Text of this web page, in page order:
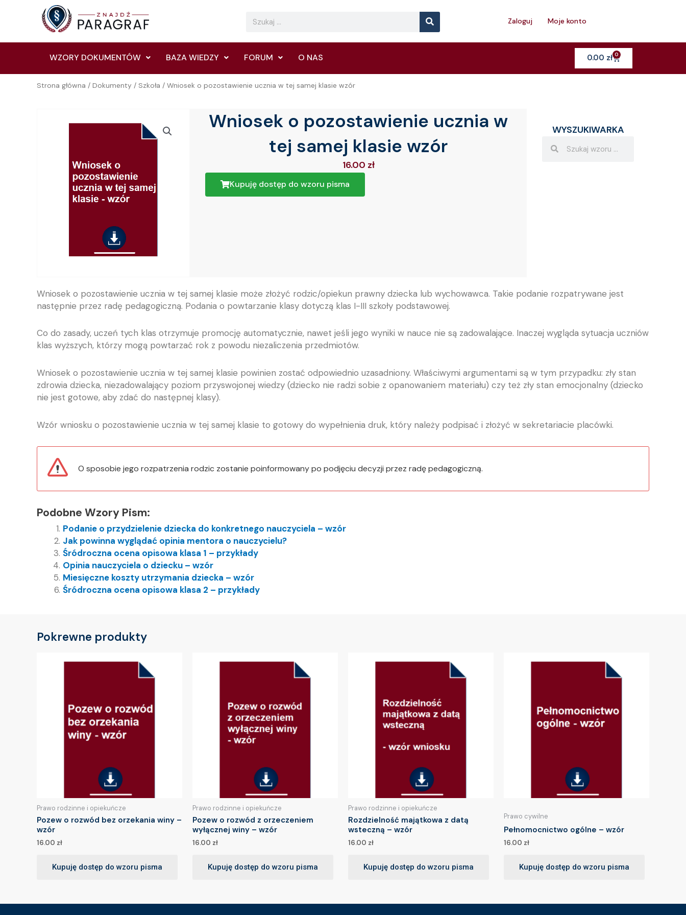
Search Search
Zaloguj Moje konto
WZORY DOKUMENTÓW BAZA WIEDZY FORUM O NAS 0.00 zł 0Cart
Strona główna / Dokumenty / Szkoła / Wniosek o pozostawienie ucznia w tej samej klasie wzór
Wniosek o pozostawienie ucznia w
tej samej klasie wzór
16.00 zł
Kupuję dostęp do wzoru pisma
WYSZUKIWARKA
Wniosek o pozostawienie ucznia w tej samej klasie może złożyć rodzic/opiekun prawny dziecka lub wychowawca. Takie podanie rozpatrywane jest
następnie przez radę pedagogiczną. Podania o powtarzanie klasy dotyczą klas I-III szkoły podstawowej.
Co do zasady, uczeń tych klas otrzymuje promocję automatycznie, nawet jeśli jego wyniki w nauce nie są zadowalające. Inaczej wygląda sytuacja uczniów
klas wyższych, którzy mogą powtarzać rok z powodu niezaliczenia przedmiotów.
Wniosek o pozostawienie ucznia w tej samej klasie powinien zostać odpowiednio uzasadniony. Właściwymi argumentami są w tym przypadku: zły stan
zdrowia dziecka, niezadowalający poziom przyswojonej wiedzy (dziecko nie radzi sobie z opanowaniem materiału) czy też zły stan emocjonalny (dziecko
nie jest gotowe, aby zdać do następnej klasy).
Wzór wniosku o pozostawienie ucznia w tej samej klasie to gotowy do wypełnienia druk, który należy podpisać i złożyć w sekretariacie placówki.
O sposobie jego rozpatrzenia rodzic zostanie poinformowany po podjęciu decyzji przez radę pedagogiczną.
Podobne Wzory Pism:
Podanie o przydzielenie dziecka do konkretnego nauczyciela – wzór
Jak powinna wyglądać opinia mentora o nauczycielu?
Śródroczna ocena opisowa klasa 1 – przykłady
Opinia nauczyciela o dziecku – wzór
Miesięczne koszty utrzymania dziecka – wzór
Śródroczna ocena opisowa klasa 2 – przykłady
Pokrewne produkty
Prawo rodzinne i opiekuńcze
Pozew o rozwód bez orzekania winy –
wzór
16.00 zł
Kupuję dostęp do wzoru pisma
Prawo rodzinne i opiekuńcze
Pozew o rozwód z orzeczeniem
wyłącznej winy – wzór
16.00 zł
Kupuję dostęp do wzoru pisma
Prawo rodzinne i opiekuńcze
Rozdzielność majątkowa z datą
wsteczną – wzór
16.00 zł
Kupuję dostęp do wzoru pisma
Prawo cywilne
Pełnomocnictwo ogólne – wzór
16.00 zł
Kupuję dostęp do wzoru pisma